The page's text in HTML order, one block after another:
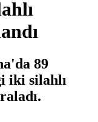
89
iki silahlı